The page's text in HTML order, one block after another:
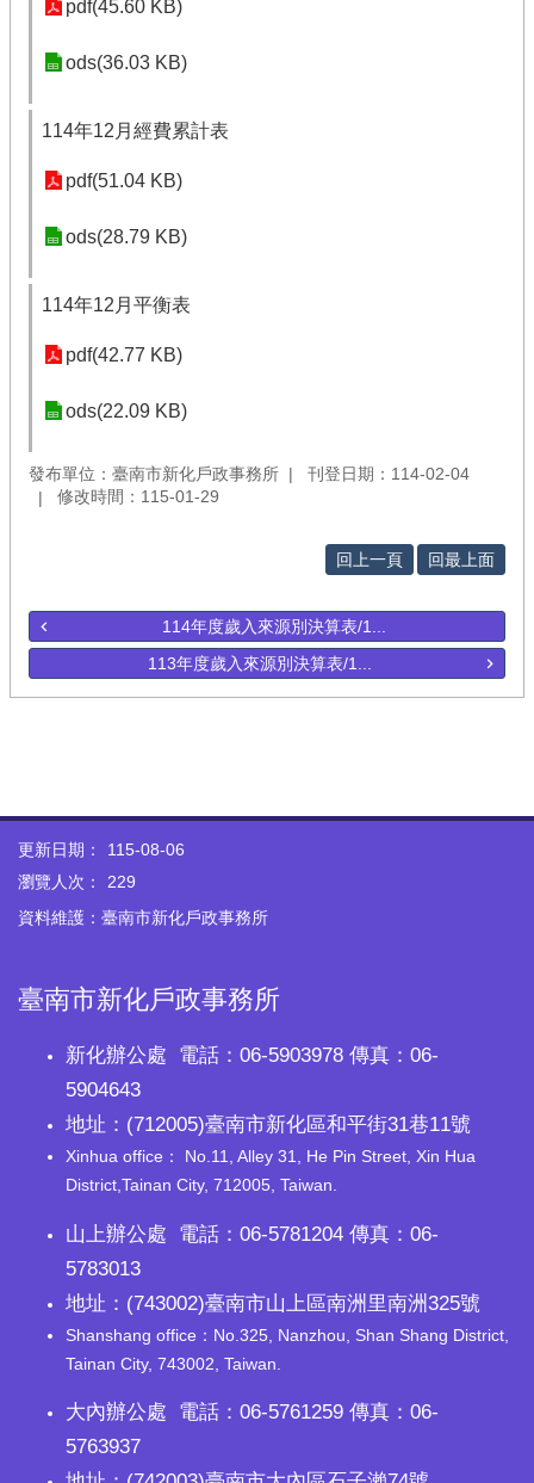
pdf(45.60 KB)
ods(36.03 KB)
114年12月經費累計表
pdf(51.04 KB)
ods(28.79 KB)
114年12月平衡表
pdf(42.77 KB)
ods(22.09 KB)
發布單位：臺南市新化戶政事務所
刊登日期：114-02-04
修改時間：115-01-29
回上一頁 回最上面
114年度歲入來源別決算表/1...
113年度歲入來源別決算表/1...
更新日期：
115-08-06
瀏覽人次：
229
資料維護：臺南市新化戶政事務所
臺南市新化戶政事務所
新化辦公處 電話：06-5903978 傳真：06-
5904643
地址：(712005)臺南市新化區和平街31巷11號
Xinhua office： No.11, Alley 31, He Pin Street, Xin Hua
District,Tainan City, 712005, Taiwan.
山上辦公處 電話：06-5781204 傳真：06-
5783013
地址：(743002)臺南市山上區南洲里南洲325號
Shanshang office：No.325, Nanzhou, Shan Shang District,
Tainan City, 743002, Taiwan.
大內辦公處 電話：06-5761259 傳真：06-
5763937